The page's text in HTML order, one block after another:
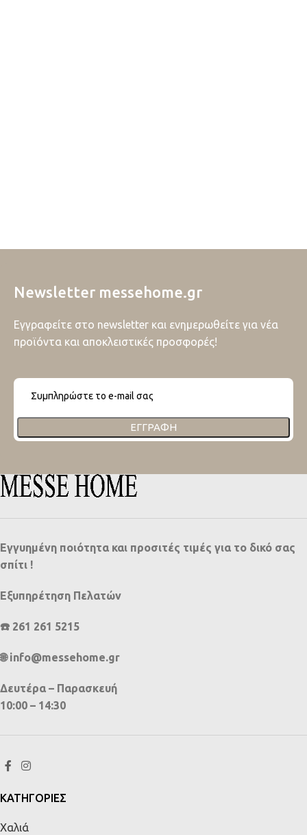
Newsletter messehome.gr
Εγγραφείτε στο newsletter και ενημερωθείτε για νέα
προϊόντα και αποκλειστικές προσφορές!
ΕΓΓΡΑΦΉ
Εγγυημένη ποιότητα και προσιτές τιμές για το δικό σας
σπίτι !
Εξυπηρέτηση Πελατών
☎️ 261 261 5215
🌐 info@messehome.gr
Δευτέρα – Παρασκευή
10:00 – 14:30
ΚΑΤΗΓΟΡΙΕΣ
Χαλιά